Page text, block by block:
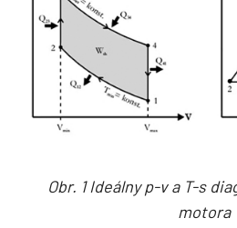
Obr. 1 Ideálny p-v a T-s
motora